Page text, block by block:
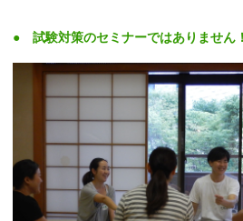
● 試験対策のセミナーではありません！